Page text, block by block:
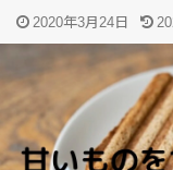
2020年3月24日